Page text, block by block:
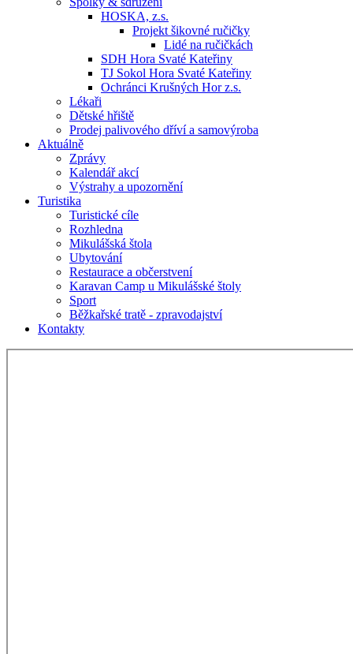
HOSKA, z.s.
Projekt šikovné ručičky
Lidé na ručičkách
SDH Hora Svaté Kateřiny
TJ Sokol Hora Svaté Kateřiny
Ochránci Krušných Hor z.s.
Lékaři
Dětské hřiště
Prodej palivového dříví a samovýroba
Aktuálně
Zprávy
Kalendář akcí
Výstrahy a upozornění
Turistika
Turistické cíle
Rozhledna
Mikulášská štola
Ubytování
Restaurace a občerstvení
Karavan Camp u Mikulášské štoly
Sport
Běžkařské tratě - zpravodajství
Kontakty